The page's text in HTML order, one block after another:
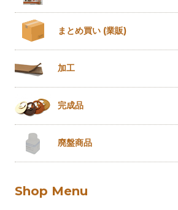
まとめ買い (業販)
加工
完成品
廃盤商品
Shop Menu